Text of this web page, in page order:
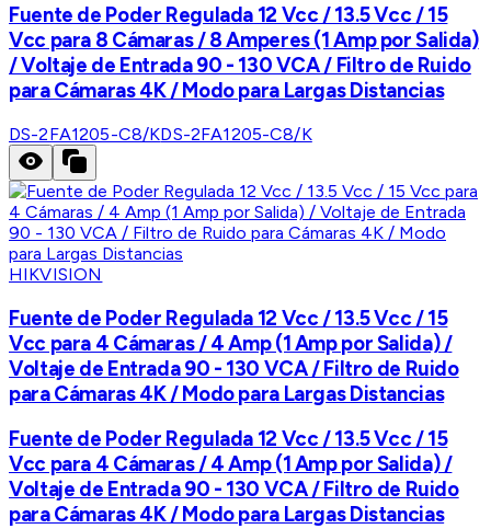
Fuente de Poder Regulada 12 Vcc / 13.5 Vcc / 15
Vcc para 8 Cámaras / 8 Amperes (1 Amp por Salida)
/ Voltaje de Entrada 90 - 130 VCA / Filtro de Ruido
para Cámaras 4K / Modo para Largas Distancias
DS-2FA1205-C8/KDS-2FA1205-C8/K
HIKVISION
Fuente de Poder Regulada 12 Vcc / 13.5 Vcc / 15
Vcc para 4 Cámaras / 4 Amp (1 Amp por Salida) /
Voltaje de Entrada 90 - 130 VCA / Filtro de Ruido
para Cámaras 4K / Modo para Largas Distancias
Fuente de Poder Regulada 12 Vcc / 13.5 Vcc / 15
Vcc para 4 Cámaras / 4 Amp (1 Amp por Salida) /
Voltaje de Entrada 90 - 130 VCA / Filtro de Ruido
para Cámaras 4K / Modo para Largas Distancias